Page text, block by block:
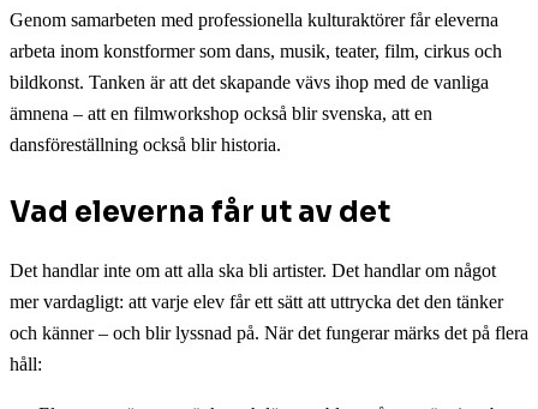
Genom samarbeten med professionella kulturaktörer får eleverna
arbeta inom konstformer som dans, musik, teater, film, cirkus och
bildkonst. Tanken är att det skapande vävs ihop med de vanliga
ämnena – att en filmworkshop också blir svenska, att en
dansföreställning också blir historia.
Vad eleverna får ut av det
Det handlar inte om att alla ska bli artister. Det handlar om något
mer vardagligt: att varje elev får ett sätt att uttrycka det den tänker
och känner – och blir lyssnad på. När det fungerar märks det på flera
håll: